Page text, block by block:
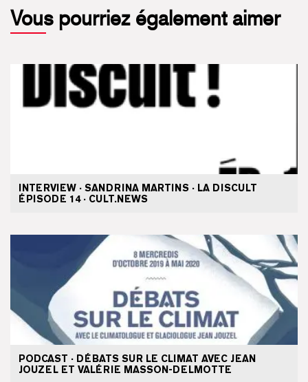
Vous pourriez également aimer
INTERVIEW · SANDRINA MARTINS · LA DISCULT
ÉPISODE 14 · CULT.NEWS
PODCAST · DÉBATS SUR LE CLIMAT AVEC JEAN
JOUZEL ET VALÉRIE MASSON-DELMOTTE